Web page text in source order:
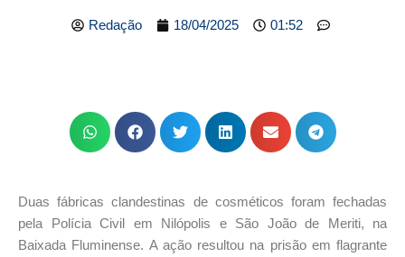
Redação 18/04/2025 01:52
Duas fábricas clandestinas de cosméticos foram fechadas
pela Polícia Civil em Nilópolis e São João de Meriti, na
Baixada Fluminense. A ação resultou na prisão em flagrante